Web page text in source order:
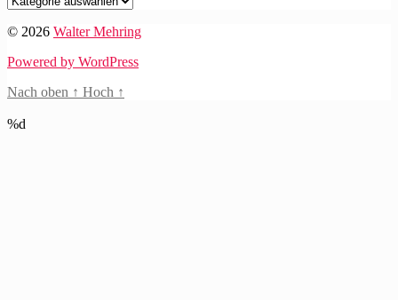
© 2026 Walter Mehring
Powered by WordPress
Nach oben ↑ Hoch ↑
%d